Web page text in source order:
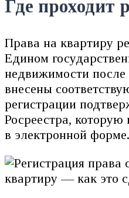
Где проходит
Права на квартиру
Едином
недвижимости после
внесены
регистрации
Росреестра,
в электронной форме.